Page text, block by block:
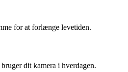
for at forlænge levetiden.
dit kamera i hverdagen.